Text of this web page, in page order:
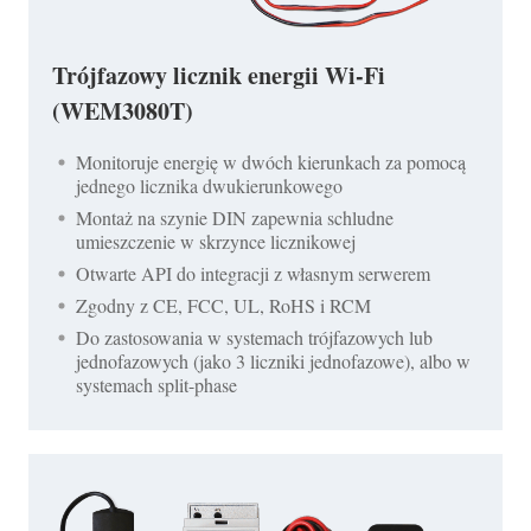
Trójfazowy licznik energii Wi-Fi
(WEM3080T)
Monitoruje energię w dwóch kierunkach za pomocą
jednego licznika dwukierunkowego
Montaż na szynie DIN zapewnia schludne
umieszczenie w skrzynce licznikowej
Otwarte API do integracji z własnym serwerem
Zgodny z CE, FCC, UL, RoHS i RCM
Do zastosowania w systemach trójfazowych lub
jednofazowych (jako 3 liczniki jednofazowe), albo w
systemach split-phase